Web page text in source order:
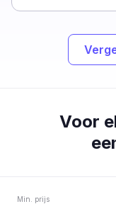
Voor
Min. prijs